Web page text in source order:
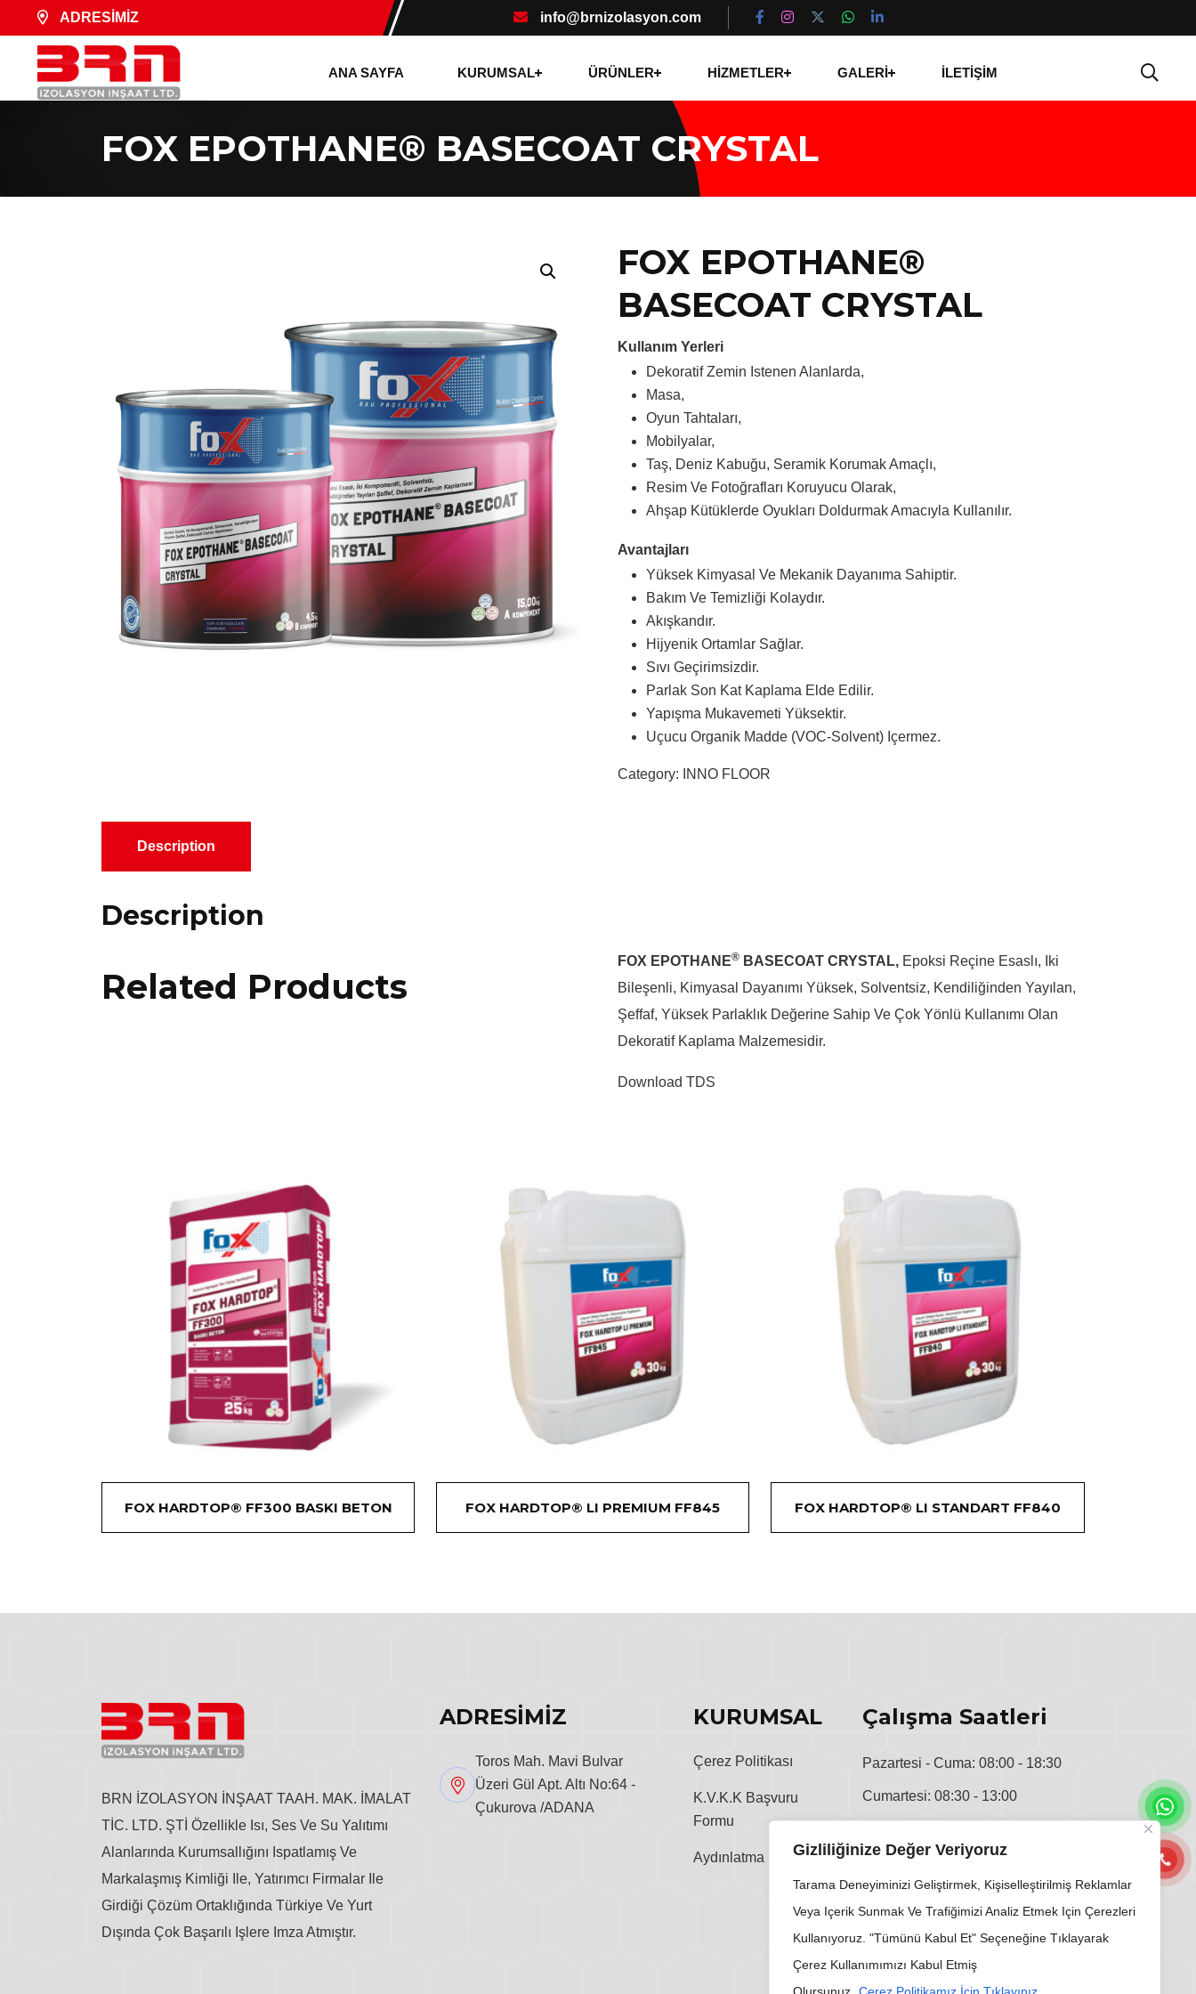
Gizliliğinize Değer Veriyoruz
Tarama Deneyiminizi Geliştirmek, Kişiselleştirilmiş Reklamlar
Veya Içerik Sunmak Ve Trafiğimizi Analiz Etmek Için Çerezleri
Kullanıyoruz. "Tümünü Kabul Et" Seçeneğine Tıklayarak
Çerez Kullanımımızı Kabul Etmiş
ADRESİMİZ info@brnizolasyon.com
ANA SAYFA KURUMSAL ÜRÜNLER HİZMETLER GALERİ İLETİŞİM
FOX EPOTHANE® BASECOAT CRYSTAL
FOX EPOTHANE®
BASECOAT CRYSTAL
Kullanım Yerleri
Dekoratif Zemin Istenen Alanlarda,
Masa,
Oyun Tahtaları,
Mobilyalar,
Taş, Deniz Kabuğu, Seramik Korumak Amaçlı,
Resim Ve Fotoğrafları Koruyucu Olarak,
Ahşap Kütüklerde Oyukları Doldurmak Amacıyla Kullanılır.
Avantajları
Yüksek Kimyasal Ve Mekanik Dayanıma Sahiptir.
Bakım Ve Temizliği Kolaydır.
Akışkandır.
Hijyenik Ortamlar Sağlar.
Sıvı Geçirimsizdir.
Parlak Son Kat Kaplama Elde Edilir.
Yapışma Mukavemeti Yüksektir.
Uçucu Organik Madde (VOC-Solvent) Içermez.
Category: INNO FLOOR
Description
Description
FOX EPOTHANE® BASECOAT CRYSTAL, Epoksi Reçine Esaslı, Iki
Bileşenli, Kimyasal Dayanımı Yüksek, Solventsiz, Kendiliğinden Yayılan,
Şeffaf, Yüksek Parlaklık Değerine Sahip Ve Çok Yönlü Kullanımı Olan
Dekoratif Kaplama Malzemesidir.
Download TDS
Related Products
FOX HARDTOP® FF300 BASKI BETON FOX HARDTOP® LI PREMIUM FF845 FOX HARDTOP® LI STANDART FF840
BRN İZOLASYON İNŞAAT TAAH. MAK. İMALAT
TİC. LTD. ŞTİ Özellikle Isı, Ses Ve Su Yalıtımı
Alanlarında Kurumsallığını Ispatlamış Ve
Markalaşmış Kimliği Ile, Yatırımcı Firmalar Ile
Girdiği Çözüm Ortaklığında Türkiye Ve Yurt
Dışında Çok Başarılı Işlere Imza Atmıştır.
ADRESİMİZ
Toros Mah. Mavi Bulvar
Üzeri Gül Apt. Altı No:64 -
Çukurova /ADANA
KURUMSAL
Çerez Politikası
K.V.K.K Başvuru
Formu
Aydınlatma Metni
Çalışma Saatleri
Pazartesi - Cuma: 08:00 - 18:30
Cumartesi: 08:30 - 13:00